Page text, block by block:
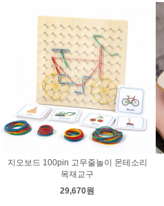
지오보드 100pin 고무줄놀이 몬테소리
목재교구
29,670원